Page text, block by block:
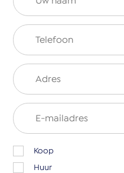
Koop
Huur